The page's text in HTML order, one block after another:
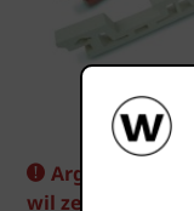
Argeton is
wil zeggen dat